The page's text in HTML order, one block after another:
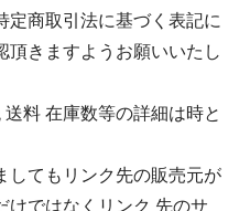
定商取引法に基づく表記に
頂きますようお願いいたし
料 在庫数等の詳細は時と
してもリンク先の販売元が
けではなくリンク 先のサ